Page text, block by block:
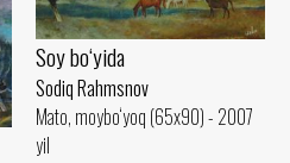
Soy bo‘yida
Sodiq Rahmsnov
Mato, moybo‘yoq (65x90) - 2007
yil